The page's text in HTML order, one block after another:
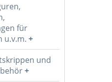
für
u.v.m.
und